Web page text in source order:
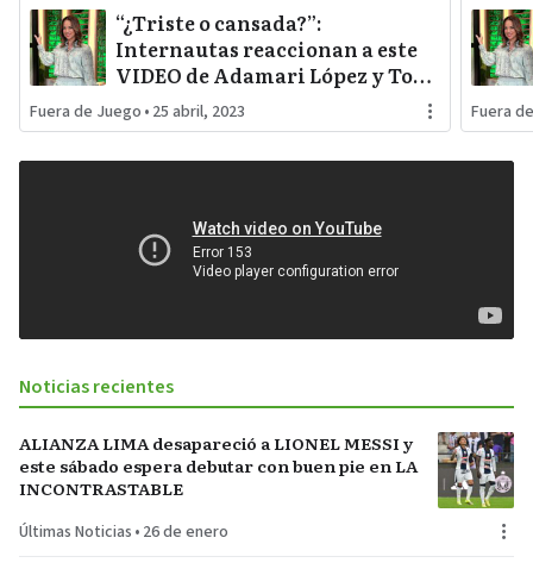
“¿Triste o cansada?”:
Internautas reaccionan a este
VIDEO de Adamari López y Toni
Costa bailando con Alaïa
Fuera de Juego • 25 abril, 2023 Fuera
Noticias recientes
ALIANZA LIMA desapareció a LIONEL MESSI y
este sábado espera debutar con buen pie en LA
INCONTRASTABLE
Últimas Noticias • 26 de enero